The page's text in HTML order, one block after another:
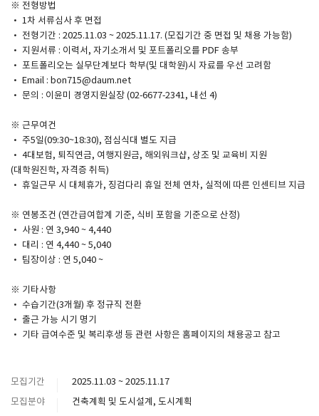
※ 전형방법
· 1차 서류심사 후 면접
· 전형기간 : 2025.11.03 ~ 2025.11.17. (모집기간 중 면접 및 채용 가능함)
· 지원서류 : 이력서, 자기소개서 및 포트폴리오를 PDF 송부
· 포트폴리오는 실무단계보다 학부(및 대학원)시 자료를 우선 고려함
· Email : bon715@daum.net
· 문의 : 이윤미 경영지원실장 (02-6677-2341, 내선 4)
※ 근무여건
· 주5일(09:30~18:30), 점심식대 별도 지급
· 4대보험, 퇴직연금, 여행지원금, 해외워크샵, 상조 및 교육비 지원
(대학원진학, 자격증 취득)
· 휴일근무 시 대체휴가, 징검다리 휴일 전체 연차, 실적에 따른 인센티브 지급
※ 연봉조건 (연간급여합계 기준, 식비 포함을 기준으로 산정)
· 사원 : 연 3,940 ~ 4,440
· 대리 : 연 4,440 ~ 5,040
· 팀장이상 : 연 5,040 ~
※ 기타사항
· 수습기간(3개월) 후 정규직 전환
· 출근 가능 시기 명기
· 기타 급여수준 및 복리후생 등 관련 사항은 홈페이지의 채용공고 참고
모집기간
2025.11.03 ~ 2025.11.17
모집분야
건축계획 및 도시설계, 도시계획